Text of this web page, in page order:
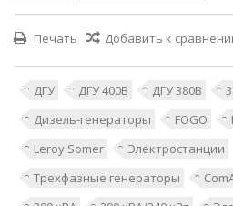
Печать Добавить к
ДГУ ДГУ 400В ДГУ 380В
Дизель-генераторы
FOGO
Leroy Somer
Электростанции
Трехфазные генераторы